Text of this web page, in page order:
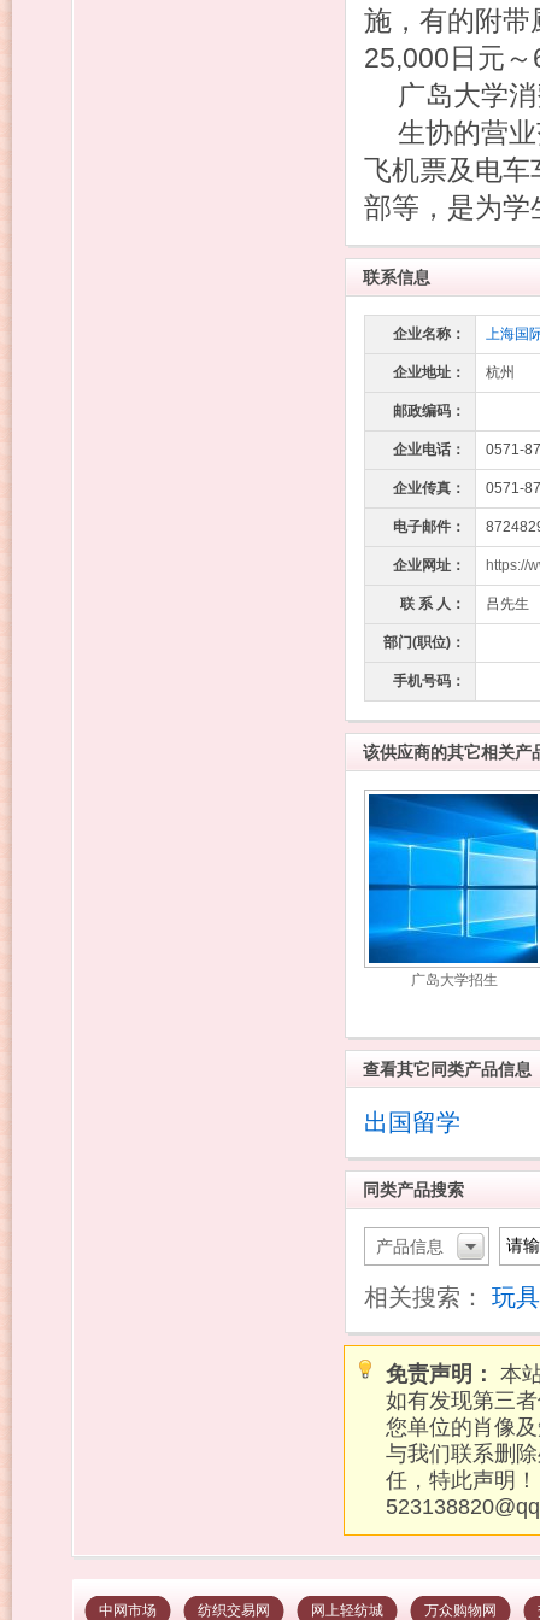
施，有的附带
25,000日元
广岛大学
生协的营
飞机票及电车
部等，是为学
联系信息
企业名称： 上海国
企业地址： 杭州
邮政编码：
企业电话： 0571-
企业传真： 0571-
电子邮件：
企业网址： https://
联 系 人： 吕先生
部门(职位)：
手机号码：
该供应商的其它相关产
广岛大学招生
查看其它同类产品信息
出国留学
同类产品搜索
产品信息
相关搜索： 玩具
免责声明： 本
如有发现第三
您单位的肖像
与我们联系删
任，特此声明
中网市场 纺织交易网 网上轻纺城 万众购物网